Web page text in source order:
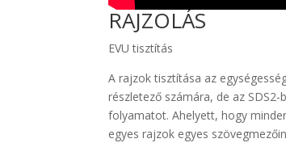
RAJZOLÁS
EVU tisztítás
A rajzok tisztítása az
részletező számára, de az
folyamatot. Ahelyett, hogy
egyes rajzok egyes